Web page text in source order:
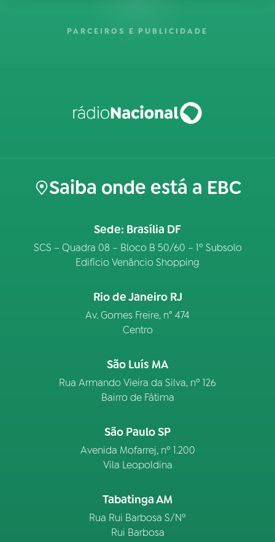
PARCEIROS E PUBLICIDADE
Saiba onde está a EBC
Sede: Brasília DF
SCS – Quadra 08 – Bloco B 50/60 – 1º Subsolo
Edifício Venâncio Shopping
Rio de Janeiro RJ
Av. Gomes Freire, n° 474
Centro
São Luís MA
Rua Armando Vieira da Silva, nº 126
Bairro de Fátima
São Paulo SP
Avenida Mofarrej, nº 1.200
Vila Leopoldina
Tabatinga AM
Rua Rui Barbosa S/Nº
Rui Barbosa